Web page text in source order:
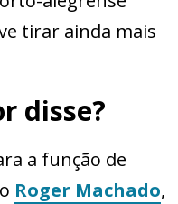
tirar ainda mais
disse?
a função de
Roger Machado,